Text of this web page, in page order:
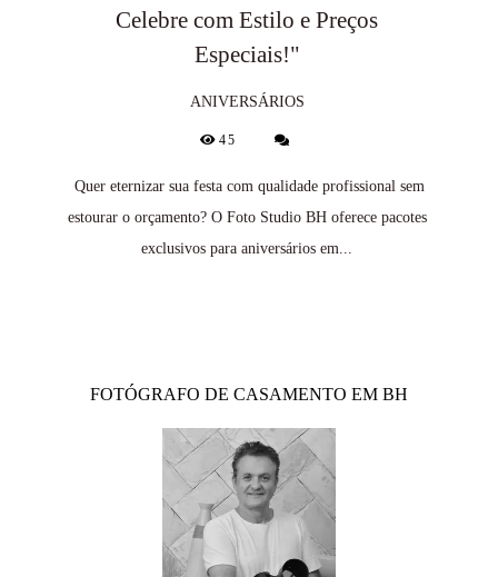
Celebre com Estilo e Preços
Especiais!"
ANIVERSÁRIOS
45
Quer eternizar sua festa com qualidade profissional sem
estourar o orçamento? O Foto Studio BH oferece pacotes
exclusivos para aniversários em...
FOTÓGRAFO DE CASAMENTO EM BH